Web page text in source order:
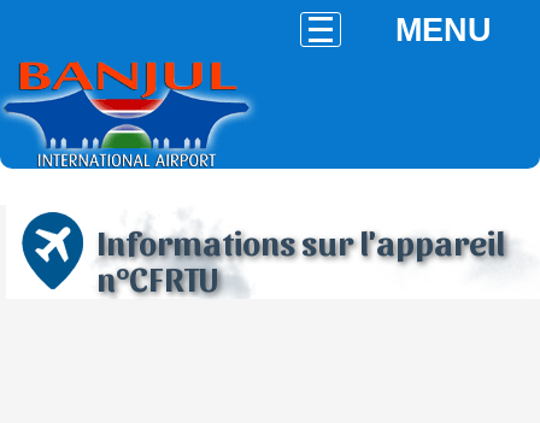
MENU
Informations sur l'appareil
n°CFRTU